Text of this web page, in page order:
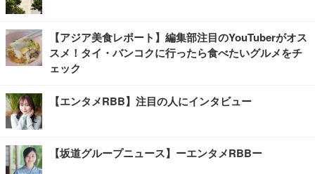
【アジア美食レポート】編集部注目のYouTuberがオス
スメ！タイ・バンコクに行ったら食べたいグルメをチ
ェック
【エンタメRBB】注目の人にインタビュー
【坂道グループニュース】ーエンタメRBBー